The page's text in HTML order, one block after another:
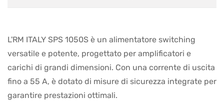
L'RM ITALY SPS 1050S è un alimentatore switching
versatile e potente, progettato per amplificatori e
carichi di grandi dimensioni. Con una corrente di uscita
fino a 55 A, è dotato di misure di sicurezza integrate per
garantire prestazioni ottimali.